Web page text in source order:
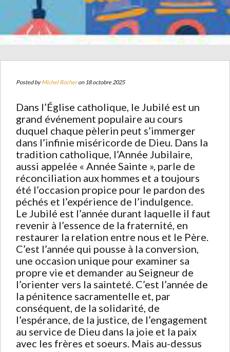
Posted byMichel Rocheron 18 octobre 2025
Dans l’Église catholique, le Jubilé est un
grand événement populaire au cours
duquel chaque pèlerin peut s’immerger
dans l’infinie miséricorde de Dieu. Dans la
tradition catholique, l’Année Jubilaire,
aussi appelée « Année Sainte », parle de
réconciliation aux hommes et a toujours
été l’occasion propice pour le pardon des
péchés et l’expérience de l’indulgence.
Le Jubilé est l’année durant laquelle il faut
revenir à l’essence de la fraternité, en
restaurer la relation entre nous et le Père.
C’est l’année qui pousse à la conversion,
une occasion unique pour examiner sa
propre vie et demander au Seigneur de
l’orienter vers la sainteté. C’est l’année de
la pénitence sacramentelle et, par
conséquent, de la solidarité, de
l’espérance, de la justice, de l’engagement
au service de Dieu dans la joie et la paix
avec les frères et soeurs. Mais au-dessus